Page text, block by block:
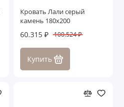
Кровать Лали серый
камень 180х200
60.315 ₽ 100.524 ₽
Купить